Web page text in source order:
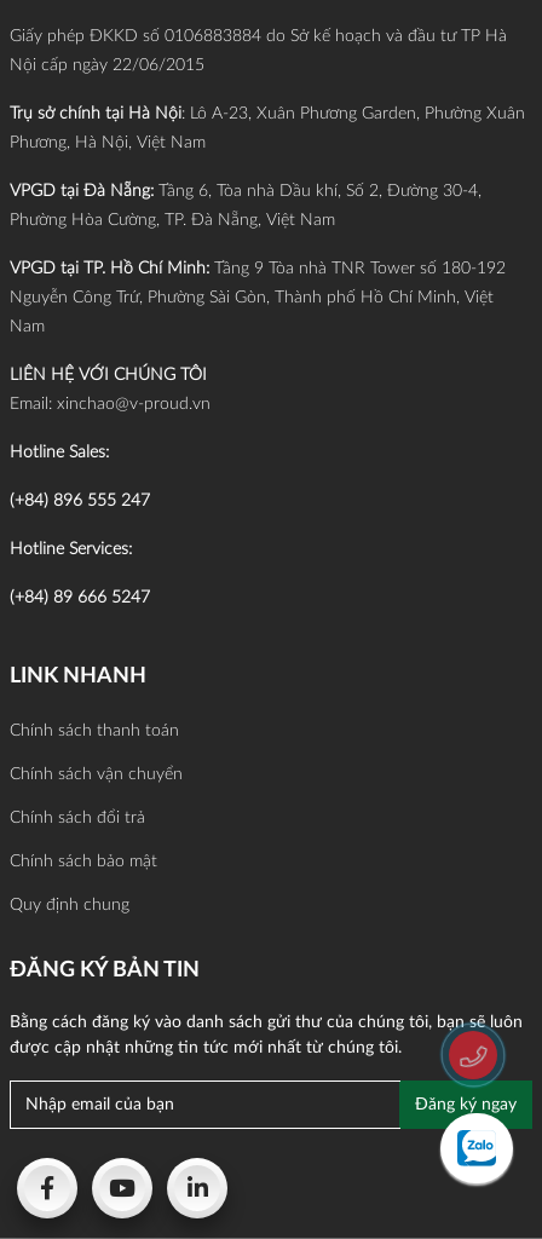
Giấy phép ĐKKD số 0106883884 do Sở kế hoạch và đầu tư TP Hà
Nội cấp ngày 22/06/2015
Trụ sở chính tại Hà Nội: Lô A-23, Xuân Phương Garden, Phường Xuân
Phương, Hà Nội, Việt Nam
VPGD tại Đà Nẵng: Tầng 6, Tòa nhà Dầu khí, Số 2, Đường 30-4,
Phường Hòa Cường, TP. Đà Nẵng, Việt Nam
VPGD tại TP. Hồ Chí Minh:
Tầng 9 Tòa nhà TNR Tower số 180-192
Nguyễn Công Trứ, Phường Sài Gòn, Thành phố Hồ Chí Minh, Việt
Nam
LIÊN HỆ VỚI CHÚNG TÔI
Email: xinchao@v-proud.vn
Hotline Sales:
(+84) 896 555 247
Hotline Services:
(+84) 89 666 5247
LINK NHANH
Chính sách thanh toán
Chính sách vận chuyển
Chính sách đổi trả
Chính sách bảo mật
Quy định chung
ĐĂNG KÝ BẢN TIN
Bằng cách đăng ký vào danh sách gửi thư của chúng tôi, bạn sẽ luôn
được cập nhật những tin tức mới nhất từ chúng tôi.